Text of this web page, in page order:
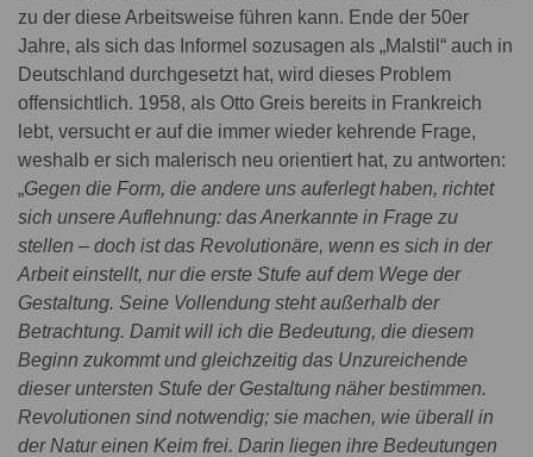
zu der diese Arbeitsweise führen kann. Ende der 50er
Jahre, als sich das Informel sozusagen als „Malstil“ auch in
Deutschland durchgesetzt hat, wird dieses Problem
offensichtlich. 1958, als Otto Greis bereits in Frankreich
lebt, versucht er auf die immer wieder kehrende Frage,
weshalb er sich malerisch neu orientiert hat, zu antworten:
„Gegen die Form, die andere uns auferlegt haben, richtet
sich unsere Auflehnung: das Anerkannte in Frage zu
stellen – doch ist das Revolutionäre, wenn es sich in der
Arbeit einstellt, nur die erste Stufe auf dem Wege der
Gestaltung. Seine Vollendung steht außerhalb der
Betrachtung. Damit will ich die Bedeutung, die diesem
Beginn zukommt und gleichzeitig das Unzureichende
dieser untersten Stufe der Gestaltung näher bestimmen.
Revolutionen sind notwendig; sie machen, wie überall in
der Natur einen Keim frei. Darin liegen ihre Bedeutungen